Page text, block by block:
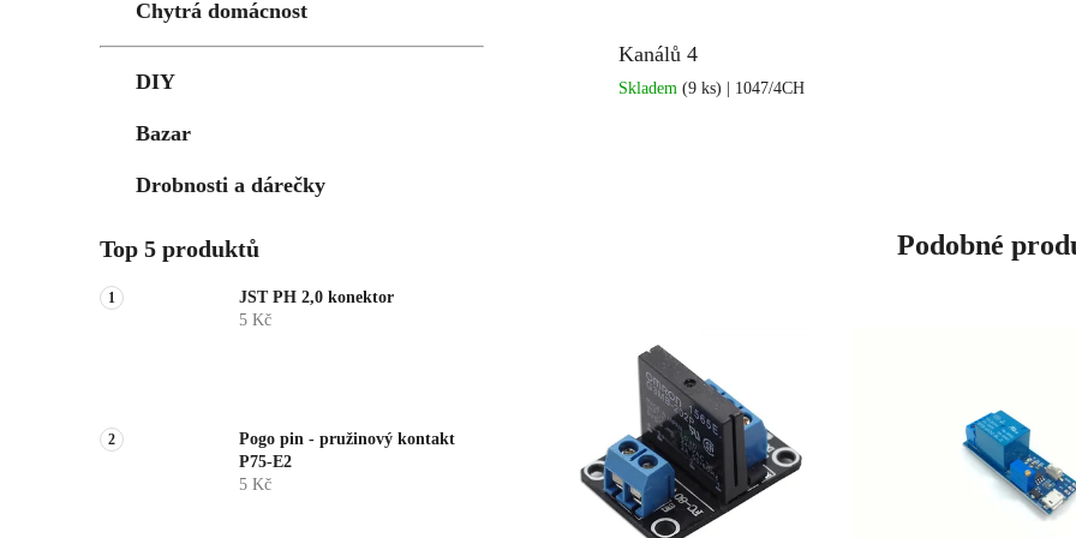
Chytrá domácnost
DIY
Bazar
Drobnosti a dárečky
Top 5 produktů
JST PH 2,0 konektor
5 Kč
Pogo pin - pružinový kontakt
P75-E2
5 Kč
Kanálů 4
Skladem (9 ks) | 1047/4CH
Podobné